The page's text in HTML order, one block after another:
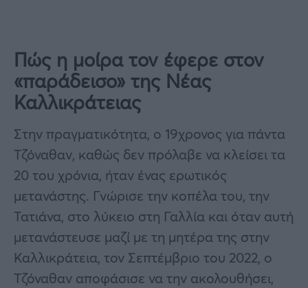
Πώς η μοίρα τον έφερε στον
«παράδεισο» της Νέας
Καλλικράτειας
Στην πραγματικότητα, ο 19χρονος για πάντα
Τζόναθαν, καθώς δεν πρόλαβε να κλείσει τα
20 του χρόνια, ήταν ένας ερωτικός
μετανάστης. Γνώρισε την κοπέλα του, την
Τατιάνα, στο λύκειο στη Γαλλία και όταν αυτή
μετανάστευσε μαζί με τη μητέρα της στην
Καλλικράτεια, τον Σεπτέμβριο του 2022, ο
Τζόναθαν αποφάσισε να την ακολουθήσει,